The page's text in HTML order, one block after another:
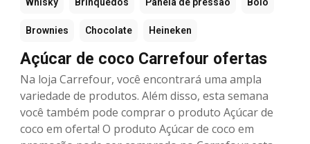
Whisky Brinquedos Panela de pressão Bolo
Brownies Chocolate Heineken
Açúcar de coco Carrefour ofertas
Na loja Carrefour, você encontrará uma ampla
variedade de produtos. Além disso, esta semana
você também pode comprar o produto Açúcar de
coco em oferta! O produto Açúcar de coco em